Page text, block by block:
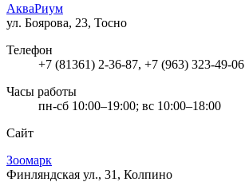
АкваРиум
ул. Боярова, 23, Тосно
Телефон
+7 (81361) 2-36-87, +7 (963) 323-49-06
Часы работы
пн-сб 10:00–19:00; вс 10:00–18:00
Сайт
Зоомарк
Финляндская ул., 31, Колпино